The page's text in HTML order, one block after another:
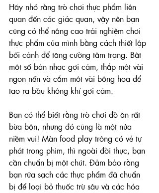
Hãy nhớ rằng trò chơi thực phẩm liên
quan đến các giác quan, vậy nên bạn
cũng có thể nâng cao trải nghiệm chơi
thực phẩm của mình bằng cách thiết lập
bối cảnh để tăng cường tâm trạng. Bật
một số bản nhạc gợi cảm, thắp một vài
ngọn nến và cắm một vài bông hoa để
tạo ra bầu không khí gợi cảm.
Bạn có thể biết rằng trò chơi đồ ăn rất
bừa bộn, nhưng đó cũng là một nửa
niềm vui! Màn food play trông có vẻ tự
phát trong phim, thì ngoài đời thực, bạn
cần chuẩn bị một chút. Đảm bảo rằng
bạn rửa sạch các thực phẩm đã chuẩn
bị để loại bỏ thuốc trừ sâu và các hóa